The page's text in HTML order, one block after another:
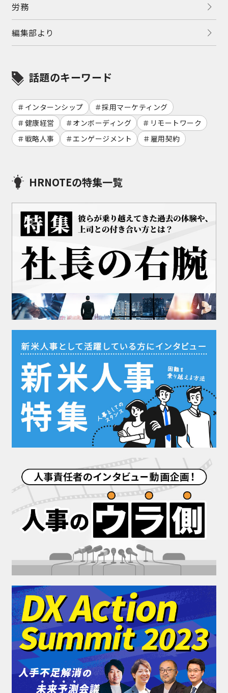
労務
編集部より
話題のキーワード
インターンシップ
採用マーケティング
健康経営
オンボーディング
リモートワーク
戦略人事
エンゲージメント 雇用契約
HRNOTEの特集一覧